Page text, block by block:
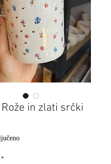
in zlati srčki
*